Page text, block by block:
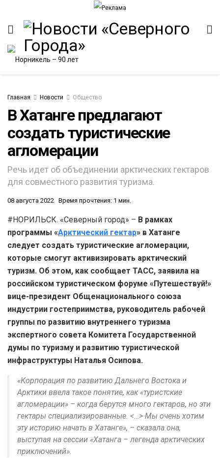
Главная Новости Общество
В Хатанге предлагают
создать туристические
агломерации
Речь идет об объединении арктических гектаров
для совместного развития туризма.
08 августа 2022 Время прочтения: 1 мин.
#НОРИЛЬСК. «Северный город» – В рамках
программы «Арктический гектар» в Хатанге
следует создать туристические агломерации,
которые смогут активизировать арктический
туризм. Об этом, как сообщает ТАСС, заявила на
российском туристическом форуме «Путешествуй!»
вице-президент Общенационального союза
индустрии гостеприимства, руководитель рабочей
группы по развитию внутреннего туризма
экспертного совета Комитета Государственной
думы по туризму и развитию туристической
инфраструктуры Наталья Осипова.
«Корпорация по развитию Дальнего Востока и
Арктики ввела такое понятие, как «туристские
агломерации» – когда берутся много гектаров, но эти
гектары специализированные. <…> Мы очень хотим
эту историю начать в Хатанге», – сказала она,
выступая на сессии «Хатанга – легенда арктических
приключений».